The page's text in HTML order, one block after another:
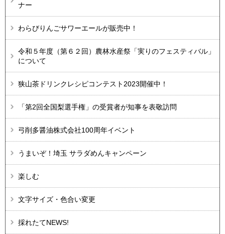
ナー
わらびりんごサワーエールが販売中！
令和５年度（第６２回）農林水産祭「実りのフェスティバル」
について
狭山茶ドリンクレシピコンテスト2023開催中！
「第2回全国梨選手権」の受賞者が知事を表敬訪問
弓削多醤油株式会社100周年イベント
うまいぞ！埼玉 サラダめんキャンペーン
楽しむ
文字サイズ・色合い変更
採れたてNEWS!